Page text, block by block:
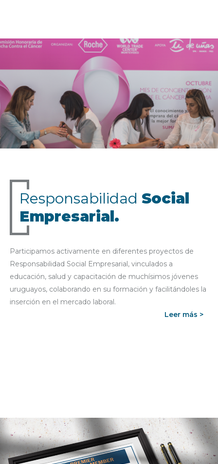
Responsabilidad Social
Empresarial.
Participamos activamente en diferentes proyectos de
Responsabilidad Social Empresarial, vinculados a
educación, salud y capacitación de muchísimos jóvenes
uruguayos, colaborando en su formación y facilitándoles la
inserción en el mercado laboral.
Leer más >